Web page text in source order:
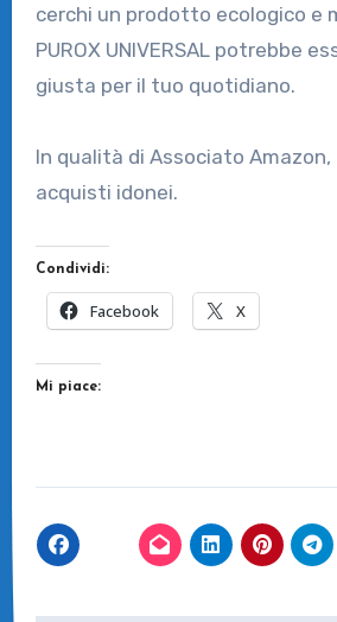
cerchi un prodotto ecologico e
PUROX UNIVERSAL potrebbe
giusta per il tuo quotidiano.
In qualità di Associato Amazon,
acquisti idonei.
Condividi:
Facebook X
Mi piace: